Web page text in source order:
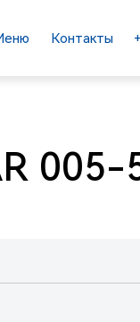
Контакты